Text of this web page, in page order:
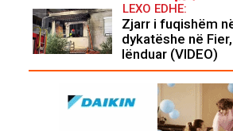
LEXO EDHE:
Zjarr i fuqishëm
dykatëshe në
lënduar (VIDEO)